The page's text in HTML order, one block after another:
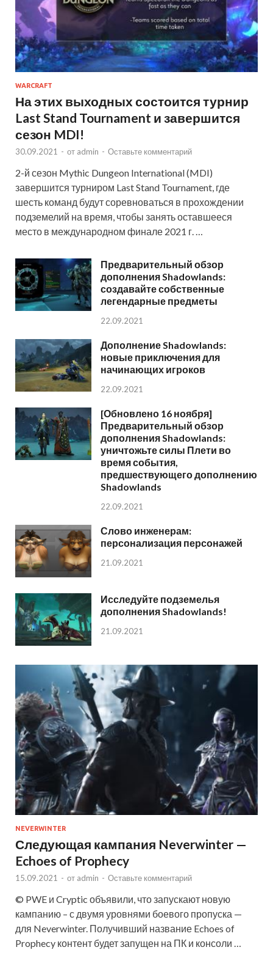
WARCRAFT
На этих выходных состоится турнир
Last Stand Tournament и завершится
сезон MDI!
30.09.2021 - от admin - Оставьте комментарий
2-й сезон Mythic Dungeon International (MDI)
завершится турниром Last Stand Tournament, где
шесть команд будут соревноваться в прохождении
подземелий на время, чтобы занять оставшееся
место в международном финале 2021 г. …
Предварительный обзор
дополнения Shadowlands:
создавайте собственные
легендарные предметы
22.09.2021
Дополнение Shadowlands:
новые приключения для
начинающих игроков
22.09.2021
[Обновлено 16 ноября]
Предварительный обзор
дополнения Shadowlands:
уничтожьте силы Плети во
время события,
предшествующего дополнению
Shadowlands
22.09.2021
Слово инженерам:
персонализация персонажей
21.09.2021
Исследуйте подземелья
дополнения Shadowlands!
21.09.2021
NEVERWINTER
Следующая кампания Neverwinter —
Echoes of Prophecy
15.09.2021 - от admin - Оставьте комментарий
© PWE и Cryptic объявили, что запускают новую
кампанию – с двумя уровнями боевого пропуска —
для Neverwinter. Получивший название Echoes of
Prophecy контент будет запущен на ПК и консоли …